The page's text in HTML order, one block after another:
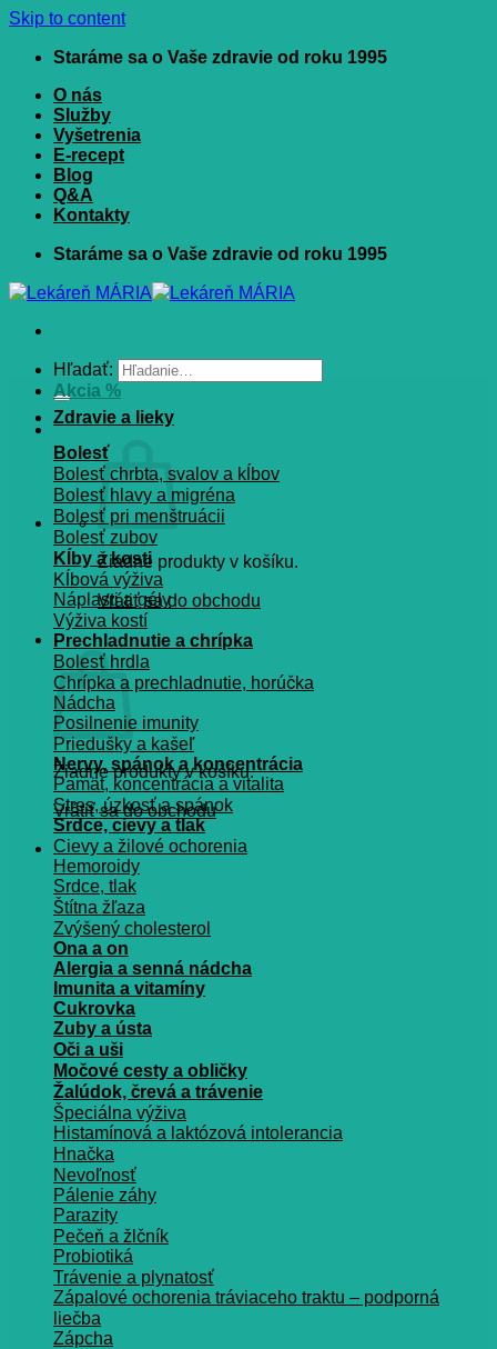
Skip to content
Staráme sa o Vaše zdravie od roku 1995
O nás
Služby
Vyšetrenia
E-recept
Blog
Q&A
Kontakty
Staráme sa o Vaše zdravie od roku 1995
Hľadať:
Žiadne produkty v košíku.
Vrátiť sa do obchodu
Košík
Žiadne produkty v košíku.
Vrátiť sa do obchodu
Akcia %
Zdravie a lieky
Bolesť
Bolesť chrbta, svalov a kĺbov
Bolesť hlavy a migréna
Bolesť pri menštruácii
Bolesť zubov
Kĺby a kosti
Kĺbová výživa
Náplasti a gély
Výživa kostí
Prechladnutie a chrípka
Bolesť hrdla
Chrípka a prechladnutie, horúčka
Nádcha
Posilnenie imunity
Priedušky a kašeľ
Nervy, spánok a koncentrácia
Pamät, koncentrácia a vitalita
Stres, úzkosť a spánok
Srdce, cievy a tlak
Cievy a žilové ochorenia
Hemoroidy
Srdce, tlak
Štítna žľaza
Zvýšený cholesterol
Ona a on
Alergia a senná nádcha
Imunita a vitamíny
Cukrovka
Zuby a ústa
Oči a uši
Močové cesty a obličky
Žalúdok, črevá a trávenie
Špeciálna výživa
Histamínová a laktózová intolerancia
Hnačka
Nevoľnosť
Pálenie záhy
Parazity
Pečeň a žlčník
Probiotiká
Trávenie a plynatosť
Zápalové ochorenia tráviaceho traktu – podporná
liečba
Zápcha